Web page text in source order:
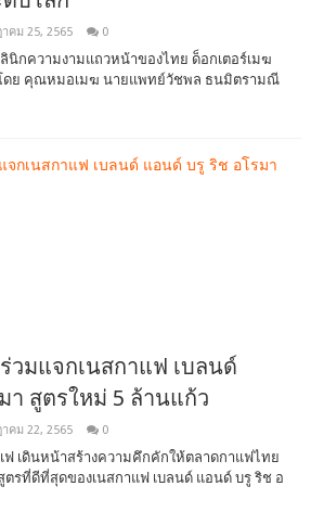
คม 25, 2565 0
นิกความงามแถวหน้าของไทย ด็อกเตอร์เมฆ
โดย คุณหมอเมฆ นายแพทย์วัชพล ธนมิตรามณี
มแจกเนสกาแฟ เบลนด์
า สูตรใหม่ 5 ล้านแก้ว
คม 22, 2565 0
เดินหน้าสร้างความคึกคักให้ตลาดกาแฟไทย
รที่ดีที่สุดของเนสกาแฟ เบลนด์ แอนด์ บรู ริช อ